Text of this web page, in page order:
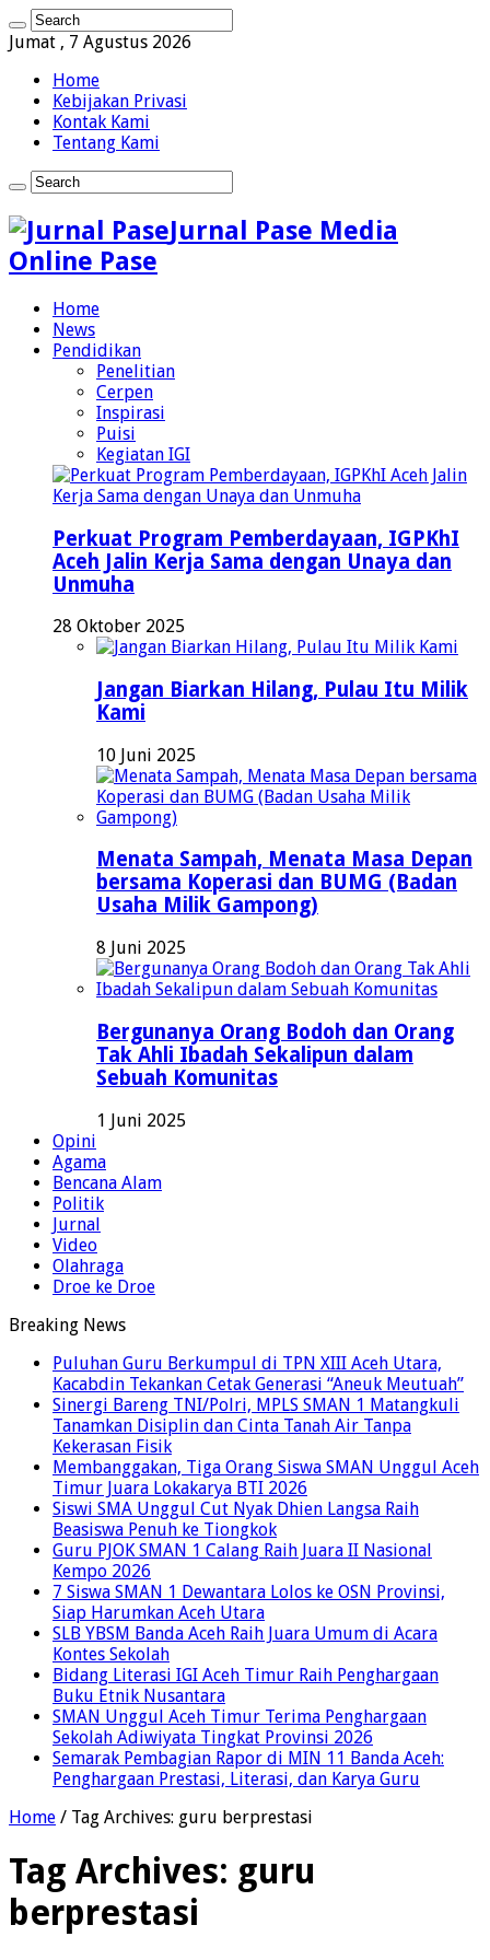
Jumat , 7 Agustus 2026
Home
Kebijakan Privasi
Kontak Kami
Tentang Kami
Jurnal Pase Media
Online Pase
Home
News
Pendidikan
Penelitian
Cerpen
Inspirasi
Puisi
Kegiatan IGI
Perkuat Program Pemberdayaan, IGPKhI
Aceh Jalin Kerja Sama dengan Unaya dan
Unmuha
28 Oktober 2025
Jangan Biarkan Hilang, Pulau Itu Milik
Kami
10 Juni 2025
Menata Sampah, Menata Masa Depan
bersama Koperasi dan BUMG (Badan
Usaha Milik Gampong)
8 Juni 2025
Bergunanya Orang Bodoh dan Orang
Tak Ahli Ibadah Sekalipun dalam
Sebuah Komunitas
1 Juni 2025
Opini
Agama
Bencana Alam
Politik
Jurnal
Video
Olahraga
Droe ke Droe
Breaking News
Puluhan Guru Berkumpul di TPN XIII Aceh Utara,
Kacabdin Tekankan Cetak Generasi “Aneuk Meutuah”
Sinergi Bareng TNI/Polri, MPLS SMAN 1 Matangkuli
Tanamkan Disiplin dan Cinta Tanah Air Tanpa
Kekerasan Fisik
Membanggakan, Tiga Orang Siswa SMAN Unggul Aceh
Timur Juara Lokakarya BTI 2026
Siswi SMA Unggul Cut Nyak Dhien Langsa Raih
Beasiswa Penuh ke Tiongkok
Guru PJOK SMAN 1 Calang Raih Juara II Nasional
Kempo 2026
7 Siswa SMAN 1 Dewantara Lolos ke OSN Provinsi,
Siap Harumkan Aceh Utara
SLB YBSM Banda Aceh Raih Juara Umum di Acara
Kontes Sekolah
Bidang Literasi IGI Aceh Timur Raih Penghargaan
Buku Etnik Nusantara
SMAN Unggul Aceh Timur Terima Penghargaan
Sekolah Adiwiyata Tingkat Provinsi 2026
Semarak Pembagian Rapor di MIN 11 Banda Aceh:
Penghargaan Prestasi, Literasi, dan Karya Guru
Home / Tag Archives: guru berprestasi
Tag Archives: guru
berprestasi